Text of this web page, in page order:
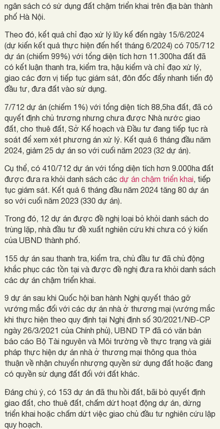
ngân sách có sử dụng đất chậm triển khai trên địa bàn thành
phố Hà Nội.
Theo đó, kết quả chỉ đạo xử lý lũy kế đến ngày 15/6/2024
(dự kiến kết quả thực hiện đến hết tháng 6/2024) có 705/712
dự án (chiếm 99%) với tổng diện tích hơn 11.300ha đất đã
có kết luận thanh tra, kiểm tra, hậu kiểm và chỉ đạo xử lý,
giao các đơn vị tiếp tục giám sát, đôn đốc đẩy nhanh tiến độ
đầu tư, đưa đất vào sử dụng.
7/712 dự án (chiếm 1%) với tổng diện tích 88,5ha đất, đã có
quyết định chủ trương nhưng chưa được Nhà nước giao
đất, cho thuê đất, Sở Kế hoạch và Đầu tư đang tiếp tục rà
soát để xem xét phương án xử lý. Kết quả 6 tháng đầu năm
2024, giảm 25 dự án so với cuối năm 2023 (32 dự án).
Cụ thể, có 410/712 dự án với tổng diện tích hơn 9.000ha đất
được đưa ra khỏi danh sách các dự án chậm triển khai, tiếp
tục giám sát. Kết quả 6 tháng đầu năm 2024 tăng 80 dự án
so với cuối năm 2023 (330 dự án).
Trong đó, 12 dự án được đề nghị loại bỏ khỏi danh sách do
trùng lặp, nhà đầu tư đề xuất nghiên cứu khi chưa có ý kiến
của UBND thành phố.
155 dự án sau thanh tra, kiểm tra, chủ đầu tư đã chủ động
khắc phục các tồn tại và được đề nghị đưa ra khỏi danh sách
các dự án chậm triển khai.
9 dự án sau khi Quốc hội ban hành Nghị quyết tháo gỡ
vướng mắc đối với các dự án nhà ở thương mại (vướng mắc
khi thực hiện theo quy định tại Nghị định số 30/2021/NĐ-CP
ngày 26/3/2021 của Chính phủ), UBND TP đã có văn bản
báo cáo Bộ Tài nguyên và Môi trường về thực trạng và giải
pháp thực hiện dự án nhà ở thương mại thông qua thỏa
thuận về nhận chuyển nhượng quyền sử dụng đất hoặc đang
có quyền sử dụng đất đối với đất khác.
Đáng chú ý, có 153 dự án đã thu hồi đất, bãi bỏ quyết định
giao đất, cho thuê đất, chấm dứt hoạt động dự án, dừng
triển khai hoặc chấm dứt việc giao chủ đầu tư nghiên cứu lập
quy hoạch.